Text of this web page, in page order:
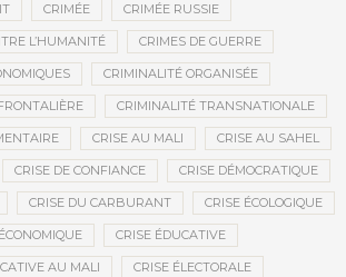
CRIMÉE CRIMÉE RUSSIE
L’HUMANITÉ CRIMES DE GUERRE
CRIMINALITÉ ORGANISÉE
CRIMINALITÉ TRANSNATIONALE
CRISE AU MALI CRISE AU SAHEL
CRISE DE CONFIANCE CRISE DÉMOCRATIQUE
CRISE DU CARBURANT CRISE ÉCOLOGIQUE
CRISE ÉDUCATIVE
AU MALI CRISE ÉLECTORALE